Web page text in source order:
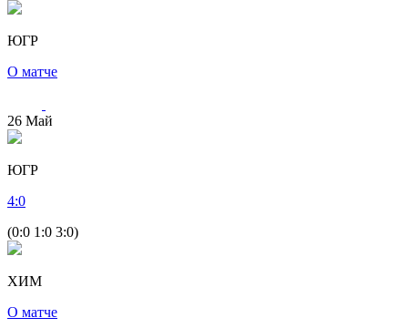
ЮГР
О матче
26 Май
ЮГР
4:0
(0:0 1:0 3:0)
ХИМ
О матче